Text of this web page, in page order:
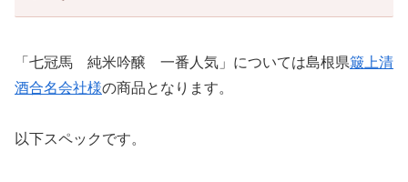
「七冠馬 純米吟醸 一番人気」については島根県簸上清
酒合名会社様の商品となります。
以下スペックです。